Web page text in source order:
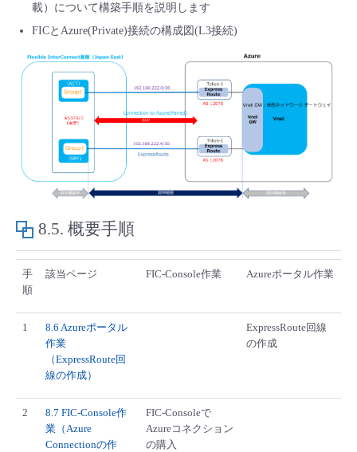
載）について構築手順を説明します
FICとAzure(Private)接続の構成図(L3接続)
8.5. 概要手順
手
順
該当ページ FIC-Console作業 Azureポータル作業
1
8.6 Azureポータル
作業
（ExpressRoute回
線の作成）
ExpressRoute回線
の作成
2
8.7 FIC-Console作
業（Azure
Connectionの作
FIC-Consoleで
Azureコネクション
の購入